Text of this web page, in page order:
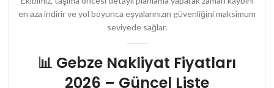
en aza indirir ve yol boyunca eşyalarınızın güvenliğini maksimum
seviyede sağlar.
📊 Gebze Nakliyat Fiyatları
2026 – Güncel Liste